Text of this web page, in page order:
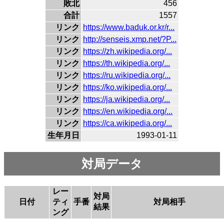
敗北
456
合計
1557
リンク
https://www.baduk.or.kr/r...
リンク
http://senseis.xmp.net/?P...
リンク
https://zh.wikipedia.org/...
リンク
https://th.wikipedia.org/...
リンク
https://ru.wikipedia.org/...
リンク
https://ko.wikipedia.org/...
リンク
https://ja.wikipedia.org/...
リンク
https://en.wikipedia.org/...
リンク
https://ca.wikipedia.org/...
生年月日
1993-01-11
対局データ
日付
レー
ティ
ング
手番
対局
結果
対局相手